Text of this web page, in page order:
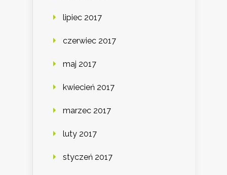
lipiec 2017
czerwiec 2017
maj 2017
kwiecień 2017
marzec 2017
luty 2017
styczeń 2017